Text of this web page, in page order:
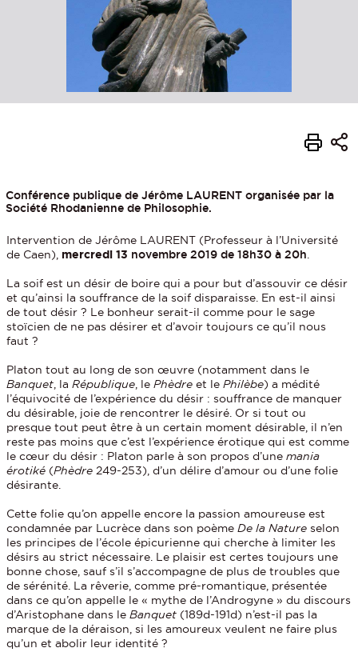
Conférence publique de Jérôme LAURENT organisée par la
Société Rhodanienne de Philosophie.
Intervention de Jérôme LAURENT (Professeur à l’Université
de Caen), mercredi 13 novembre 2019 de 18h30 à 20h
La soif est un désir de boire qui a pour but d’assouvir ce désir
et qu’ainsi la souffrance de la soif disparaisse. En est-il ainsi
de tout désir ? Le bonheur serait-il comme pour le sage
stoïcien de ne pas désirer et d’avoir toujours ce qu’il nous
faut ?
Platon tout au long de son œuvre (notamment dans le
Banquet , laRépublique , lePhèdre et lePhilèbe) a médité
l’équivocité de l’expérience du désir : souffrance de manquer
du désirable, joie de rencontrer le désiré. Or si tout ou
presque tout peut être à un certain moment désirable, il n’en
reste pas moins que c’est l’expérience érotique qui est comme
le cœur du désir : Platon parle à son propos d’unemania
érotiké (Phèdre 249-253), d’un délire d’amour ou d’une folie
désirante.
Cette folie qu’on appelle encore la passion amoureuse est
condamnée par Lucrèce dans son poèmeDe la Nature selon
les principes de l’école épicurienne qui cherche à limiter les
désirs au strict nécessaire. Le plaisir est certes toujours une
bonne chose, sauf s’il s’accompagne de plus de troubles que
de sérénité. La rêverie, comme pré-romantique, présentée
dans ce qu’on appelle le « mythe de l’Androgyne » du discours
d’Aristophane dans leBanquet (189d-191d) n’est-il pas la
marque de la déraison, si les amoureux veulent ne faire plus
qu’un et abolir leur identité ?